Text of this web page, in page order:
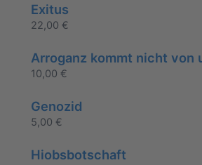
Exitus
22,00 €
Arroganz kommt nicht von
10,00 €
Genozid
5,00 €
Hiobsbotschaft